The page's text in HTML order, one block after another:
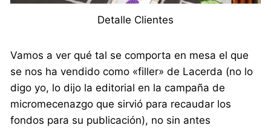
Detalle Clientes
Vamos a ver qué tal se comporta en mesa el que
se nos ha vendido como «filler» de Lacerda (no lo
digo yo, lo dijo la editorial en la campaña de
micromecenazgo que sirvió para recaudar los
fondos para su publicación), no sin antes